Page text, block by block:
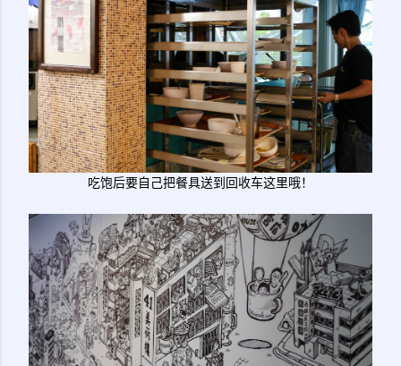
吃饱后要自己把餐具送到回收车这里哦！